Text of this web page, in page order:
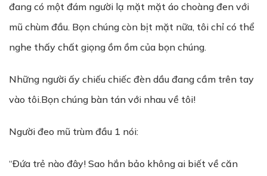
đang có một đám người lạ mặt mặt áo choàng đen với
mũ chùm đầu. Bọn chúng còn bịt mặt nữa, tôi chỉ có thể
nghe thấy chất giọng ồm ồm của bọn chúng.
Những người ấy chiếu chiếc đèn dầu đang cầm trên tay
vào tôi.Bọn chúng bàn tán với nhau về tôi!
Người đeo mũ trùm đầu 1 nói:
“Đứa trẻ nào đây! Sao hắn bảo không ai biết về căn